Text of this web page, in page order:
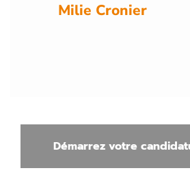
Milie Cronier
Démarrez votre